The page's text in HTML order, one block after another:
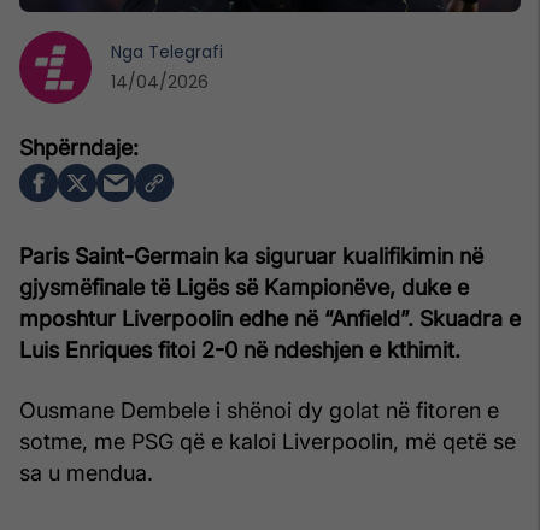
Paris Saint-Germain ka siguruar kualifikimin në
gjysmëfinale të Ligës së Kampionëve, duke e
mposhtur Liverpoolin edhe në “Anfield”. Skuadra e
Luis Enriques fitoi 2-0 në ndeshjen e kthimit.
Ousmane Dembele i shënoi dy golat në fitoren e
sotme, me PSG që e kaloi Liverpoolin, më qetë se
sa u mendua.
Nga Telegrafi
14/04/2026